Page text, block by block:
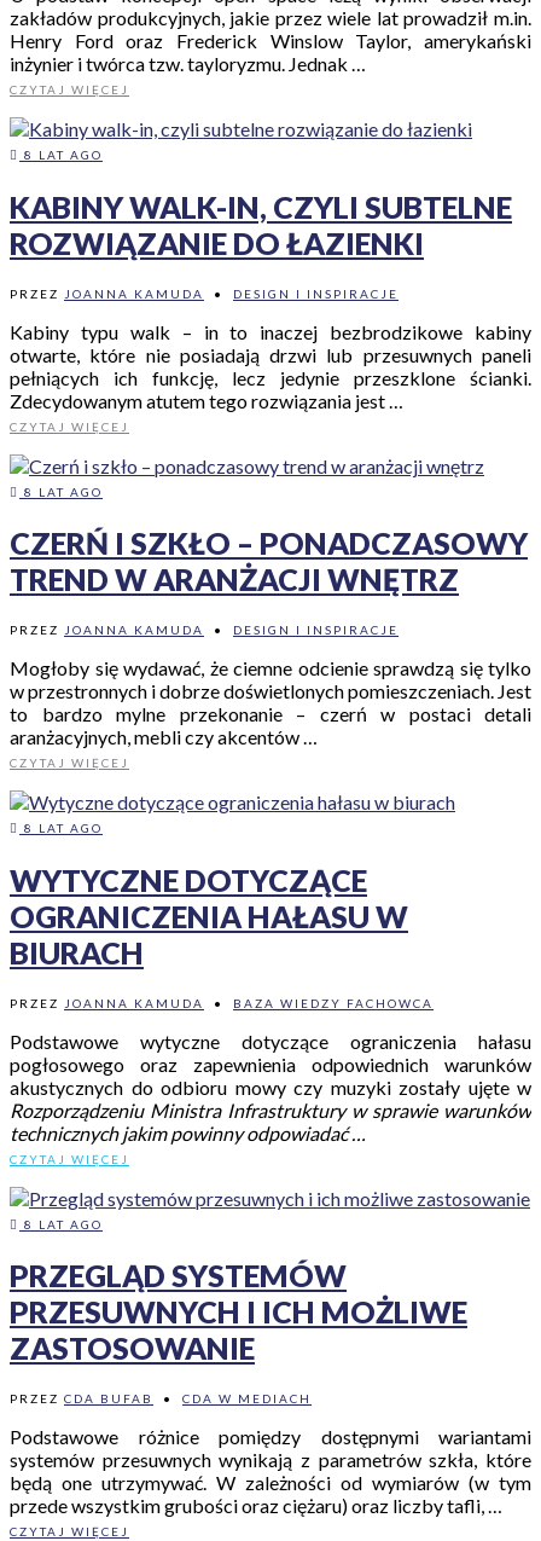
zakładów produkcyjnych, jakie przez wiele lat prowadził m.in.
Henry Ford oraz Frederick Winslow Taylor, amerykański
inżynier i twórca tzw. tayloryzmu. Jednak …
CZYTAJ WIĘCEJ
8 LAT AGO
KABINY WALK-IN, CZYLI SUBTELNE
ROZWIĄZANIE DO ŁAZIENKI
PRZEZ JOANNA KAMUDA • DESIGN I INSPIRACJE
Kabiny typu walk – in to inaczej bezbrodzikowe kabiny
otwarte, które nie posiadają drzwi lub przesuwnych paneli
pełniących ich funkcję, lecz jedynie przeszklone ścianki.
Zdecydowanym atutem tego rozwiązania jest …
CZYTAJ WIĘCEJ
8 LAT AGO
CZERŃ I SZKŁO – PONADCZASOWY
TREND W ARANŻACJI WNĘTRZ
PRZEZ JOANNA KAMUDA • DESIGN I INSPIRACJE
Mogłoby się wydawać, że ciemne odcienie sprawdzą się tylko
w przestronnych i dobrze doświetlonych pomieszczeniach. Jest
to bardzo mylne przekonanie – czerń w postaci detali
aranżacyjnych, mebli czy akcentów …
CZYTAJ WIĘCEJ
8 LAT AGO
WYTYCZNE DOTYCZĄCE
OGRANICZENIA HAŁASU W
BIURACH
PRZEZ JOANNA KAMUDA • BAZA WIEDZY FACHOWCA
Podstawowe wytyczne dotyczące ograniczenia hałasu
pogłosowego oraz zapewnienia odpowiednich warunków
akustycznych do odbioru mowy czy muzyki zostały ujęte w
Rozporządzeniu Ministra Infrastruktury w sprawie warunków
technicznych jakim powinny odpowiadać …
CZYTAJ WIĘCEJ
8 LAT AGO
PRZEGLĄD SYSTEMÓW
PRZESUWNYCH I ICH MOŻLIWE
ZASTOSOWANIE
PRZEZ CDA BUFAB • CDA W MEDIACH
Podstawowe różnice pomiędzy dostępnymi wariantami
systemów przesuwnych wynikają z parametrów szkła, które
będą one utrzymywać. W zależności od wymiarów (w tym
przede wszystkim grubości oraz ciężaru) oraz liczby tafli, …
CZYTAJ WIĘCEJ